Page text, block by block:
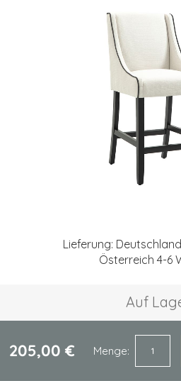
Lieferung:
Österreich 4-6
Auf
205,00 € Menge